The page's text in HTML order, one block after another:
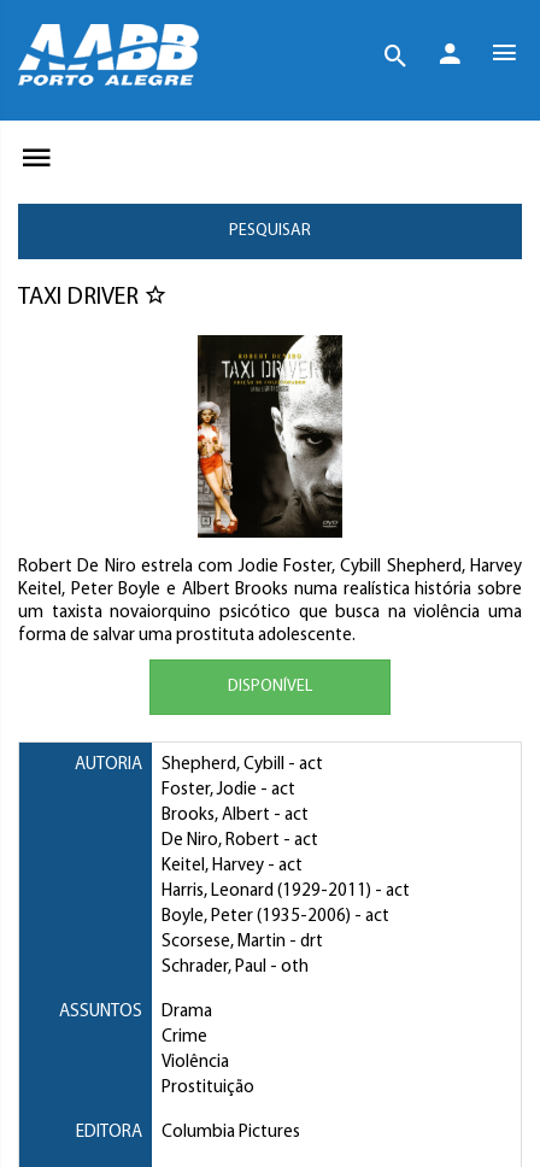
PESQUISAR
TAXI DRIVER
Robert De Niro estrela com Jodie Foster, Cybill Shepherd, Harvey
Keitel, Peter Boyle e Albert Brooks numa realística história sobre
um taxista novaiorquino psicótico que busca na violência uma
forma de salvar uma prostituta adolescente.
DISPONÍVEL
AUTORIA Shepherd, Cybill - act
Foster, Jodie - act
Brooks, Albert - act
De Niro, Robert - act
Keitel, Harvey - act
Harris, Leonard (1929-2011) - act
Boyle, Peter (1935-2006) - act
Scorsese, Martin - drt
Schrader, Paul - oth
ASSUNTOS
Drama
Crime
Violência
Prostituição
EDITORA Columbia Pictures